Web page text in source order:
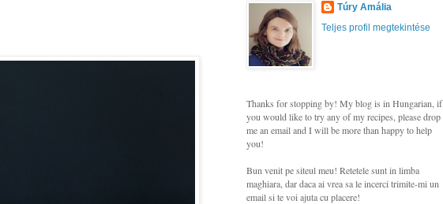
Túry Amália
Teljes profil megtekintése
Thanks for stopping by! My blog is in Hungarian, if
you would like to try any of my recipes, please drop
me an email and I will be more than happy to help
you!
Bun venit pe siteul meu! Retetele sunt in limba
maghiara, dar daca ai vrea sa le incerci trimite-mi un
email si te voi ajuta cu placere!